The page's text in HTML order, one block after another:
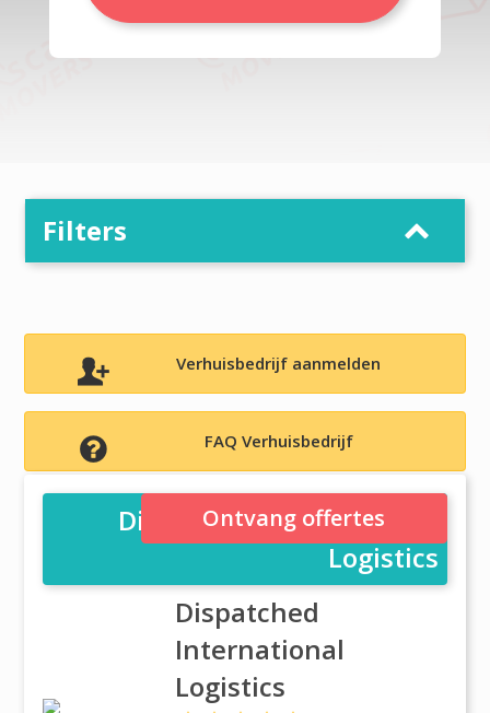
Filters
Verhuisbedrijf aanmelden
FAQ Verhuisbedrijf
Dispatched International
Logistics
Dispatched
International
Logistics
Ontvang offertes